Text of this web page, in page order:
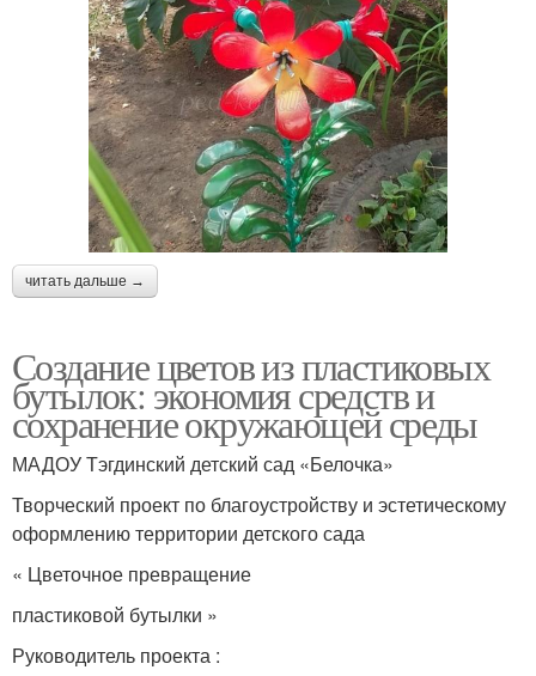
читать дальше →
Создание цветов из пластиковых
бутылок: экономия средств и
сохранение окружающей среды
МАДОУ Тэгдинский детский сад «Белочка»
Творческий проект по благоустройству и эстетическому
оформлению территории детского сада
« Цветочное превращение
пластиковой бутылки »
Руководитель проекта :